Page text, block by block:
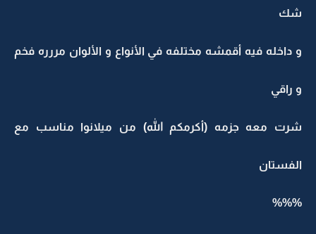
شك
و داخله فيه أقمشه مختلفه في الأنواع و الألوان مررره فخم
و راقي
شرت معه جزمه (أكرمكم الله) من ميلانوا مناسب مع
الفستان
%%%